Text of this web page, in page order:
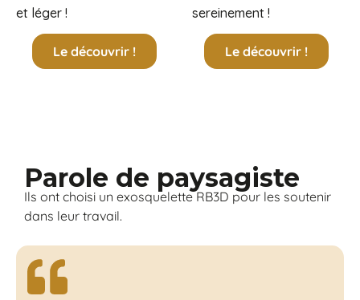
et léger !
Le découvrir !
sereinement !
Le découvrir !
Parole de paysagiste
Ils ont choisi un exosquelette RB3D pour les soutenir
dans leur travail.